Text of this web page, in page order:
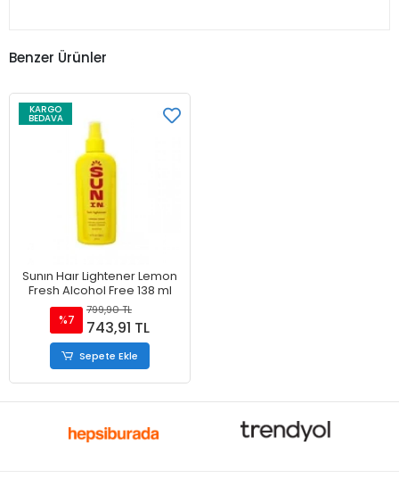
Benzer Ürünler
KARGO
BEDAVA
Sunın Haır Lightener Lemon
Fresh Alcohol Free 138 ml
%7
799,90 TL
743,91 TL
Sepete Ekle